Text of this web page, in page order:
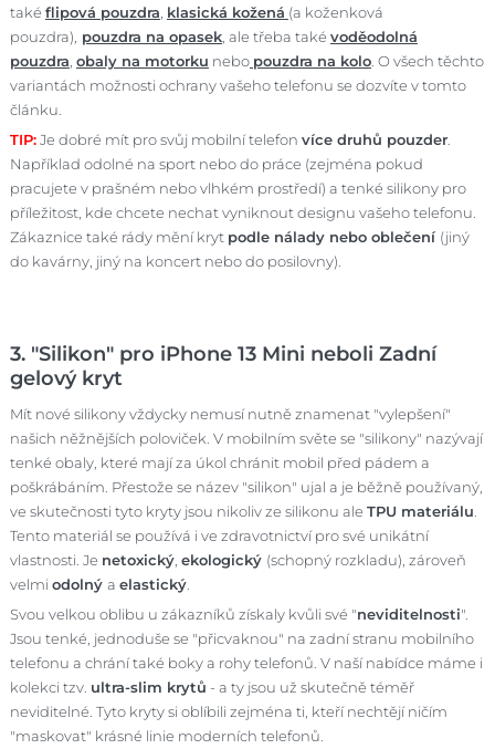
také flipová pouzdra klasická kožená (a koženková
pouzdra), pouzdra na opasek, ale třeba také voděodolná
pouzdra obaly na motorku nebo pouzdra na kolo. O všech těchto
variantách možnosti ochrany vašeho telefonu se dozvíte v tomto
článku.
TIP:Je dobré mít pro svůj mobilní telefon více druhů pouzder.
Například odolné na sport nebo do práce (zejména pokud
pracujete v prašném nebo vlhkém prostředí) a tenké silikony pro
příležitost, kde chcete nechat vyniknout designu vašeho telefonu.
Zákaznice také rády mění kryt podle nálady nebo oblečení (jiný
do kavárny, jiný na koncert nebo do posilovny).
3. "Silikon" pro iPhone 13 Mini neboli Zadní
gelový kryt
Mít nové silikony vždycky nemusí nutně znamenat "vylepšení"
našich něžnějších poloviček. V mobilním světe se "silikony" nazývají
tenké obaly, které mají za úkol chránit mobil před pádem a
poškrábáním. Přestože se název "silikon" ujal a je běžně používaný,
ve skutečnosti tyto kryty jsou nikoliv ze silikonu ale TPU materiálu
Tento materiál se používá i ve zdravotnictví pro své unikátní
vlastnosti. Je netoxický, ekologický (schopný rozkladu), zároveň
velmi odolný a elastický.
Svou velkou oblibu u zákazníků získaly kvůli své "neviditelnosti".
Jsou tenké, jednoduše se "přicvaknou" na zadní stranu mobilního
telefonu a chrání také boky a rohy telefonů. V naší nabídce máme i
kolekci tzv. ultra-slim krytů - a ty jsou už skutečně téměř
neviditelné. Tyto kryty si oblíbili zejména ti, kteří nechtějí ničím
"maskovat" krásné linie moderních telefonů.